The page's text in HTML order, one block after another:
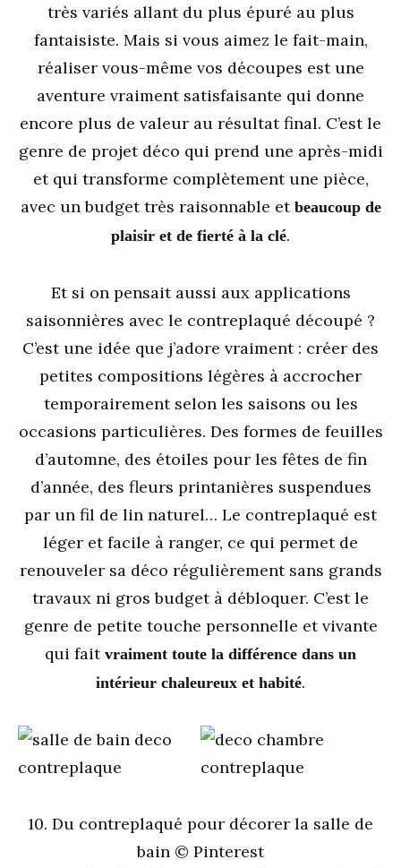
très variés allant du plus épuré au plus
fantaisiste. Mais si vous aimez le fait-main,
réaliser vous-même vos découpes est une
aventure vraiment satisfaisante qui donne
encore plus de valeur au résultat final. C’est le
genre de projet déco qui prend une après-midi
et qui transforme complètement une pièce,
avec un budget très raisonnable et beaucoup de
plaisir et de fierté à la clé.
Et si on pensait aussi aux applications
saisonnières avec le contreplaqué découpé ?
C’est une idée que j’adore vraiment : créer des
petites compositions légères à accrocher
temporairement selon les saisons ou les
occasions particulières. Des formes de feuilles
d’automne, des étoiles pour les fêtes de fin
d’année, des fleurs printanières suspendues
par un fil de lin naturel… Le contreplaqué est
léger et facile à ranger, ce qui permet de
renouveler sa déco régulièrement sans grands
travaux ni gros budget à débloquer. C’est le
genre de petite touche personnelle et vivante
qui fait vraiment toute la différence dans un
intérieur chaleureux et habité.
10. Du contreplaqué pour décorer la salle de
bain © Pinterest